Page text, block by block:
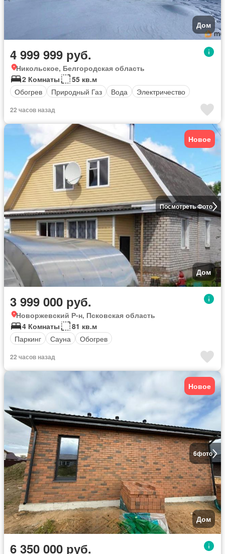
Дом
4 999 999 руб.
Никольское, Белгородская область
2 Комнаты
55 кв.м
Обогрев
Природный Газ Вода Электричество
22 часов назад
Посмотреть Фото
Новое
Дом
3 999 000 руб.
Новоржевский Р-н, Псковская область
4 Комнаты
81 кв.м
Паркинг
Сауна Обогрев
22 часов назад
6фото
Новое
Дом
6 350 000 руб.